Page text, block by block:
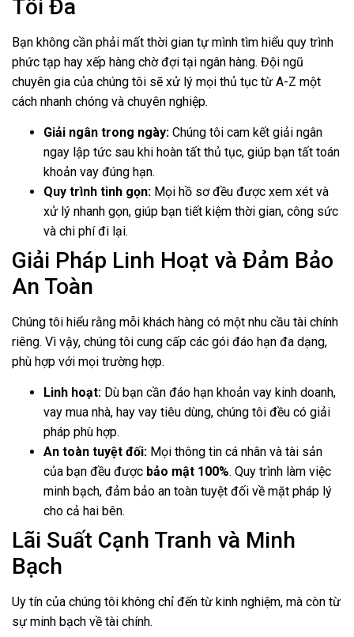
Tối Đa
Bạn không cần phải mất thời gian tự mình tìm hiểu quy trình
phức tạp hay xếp hàng chờ đợi tại ngân hàng. Đội ngũ
chuyên gia của chúng tôi sẽ xử lý mọi thủ tục từ A-Z một
cách nhanh chóng và chuyên nghiệp.
Giải ngân trong ngày: Chúng tôi cam kết giải ngân
ngay lập tức sau khi hoàn tất thủ tục, giúp bạn tất toán
khoản vay đúng hạn.
Quy trình tinh gọn: Mọi hồ sơ đều được xem xét và
xử lý nhanh gọn, giúp bạn tiết kiệm thời gian, công sức
và chi phí đi lại.
Giải Pháp Linh Hoạt và Đảm Bảo
An Toàn
Chúng tôi hiểu rằng mỗi khách hàng có một nhu cầu tài chính
riêng. Vì vậy, chúng tôi cung cấp các gói đáo hạn đa dạng,
phù hợp với mọi trường hợp.
Linh hoạt: Dù bạn cần đáo hạn khoản vay kinh doanh,
vay mua nhà, hay vay tiêu dùng, chúng tôi đều có giải
pháp phù hợp.
An toàn tuyệt đối: Mọi thông tin cá nhân và tài sản
của bạn đều được bảo mật 100%. Quy trình làm việc
minh bạch, đảm bảo an toàn tuyệt đối về mặt pháp lý
cho cả hai bên.
Lãi Suất Cạnh Tranh và Minh
Bạch
Uy tín của chúng tôi không chỉ đến từ kinh nghiệm, mà còn từ
sự minh bạch về tài chính.